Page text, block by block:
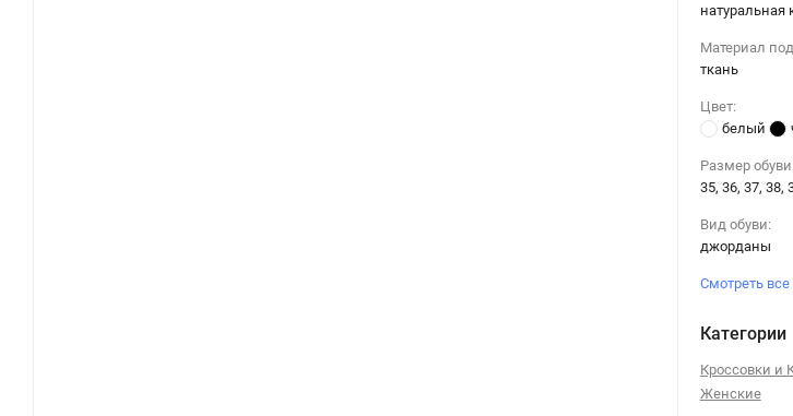
натуральная
Материал
ткань
Цвет:
белый
Размер
35, 36, 37, 38,
Вид обуви:
джорданы
Смотреть все
Категории
Кроссовки и
Женские